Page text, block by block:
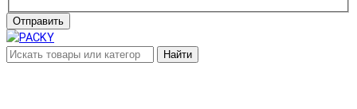
Отправить
Найти